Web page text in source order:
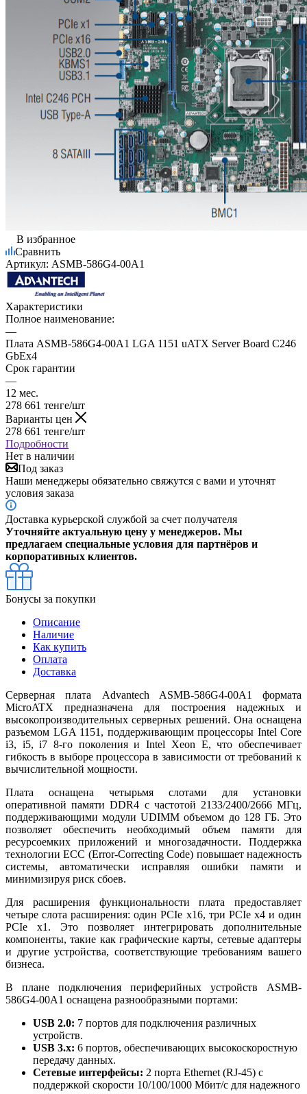
В избранное
Сравнить
Артикул: ASMB-586G4-00A1
Характеристики
Полное наименование:
—
Плата ASMB-586G4-00A1 LGA 1151 uATX Server Board C246
GbEx4
Срок гарантии
—
12 мес.
278 661 тенге/шт
Варианты цен
278 661 тенге/шт
Подробности
Нет в наличии
Под заказ
Наши менеджеры обязательно свяжутся с вами и уточнят
условия заказа
Доставка курьерской службой за счет получателя
Уточняйте актуальную цену у менеджеров. Мы
предлагаем специальные условия для партнёров и
корпоративных клиентов.
Бонусы за покупки
Описание
Наличие
Как купить
Оплата
Доставка
Серверная плата Advantech ASMB-586G4-00A1 формата
MicroATX предназначена для построения надежных и
высокопроизводительных серверных решений. Она оснащена
разъемом LGA 1151, поддерживающим процессоры Intel Core
i3, i5, i7 8-го поколения и Intel Xeon E, что обеспечивает
гибкость в выборе процессора в зависимости от требований к
вычислительной мощности.
Плата оснащена четырьмя слотами для установки
оперативной памяти DDR4 с частотой 2133/2400/2666 МГц,
поддерживающими модули UDIMM объемом до 128 ГБ. Это
позволяет обеспечить необходимый объем памяти для
ресурсоемких приложений и многозадачности. Поддержка
технологии ECC (Error-Correcting Code) повышает надежность
системы, автоматически исправляя ошибки памяти и
минимизируя риск сбоев.
Для расширения функциональности плата предоставляет
четыре слота расширения: один PCIe x16, три PCIe x4 и один
PCIe x1. Это позволяет интегрировать дополнительные
компоненты, такие как графические карты, сетевые адаптеры
и другие устройства, соответствующие требованиям вашего
бизнеса.
В плане подключения периферийных устройств ASMB-
586G4-00A1 оснащена разнообразными портами:
USB 2.0: 7 портов для подключения различных
устройств.
USB 3.x: 6 портов, обеспечивающих высокоскоростную
передачу данных.
Сетевые интерфейсы: 2 порта Ethernet (RJ-45) с
поддержкой скорости 10/100/1000 Мбит/с для надежного